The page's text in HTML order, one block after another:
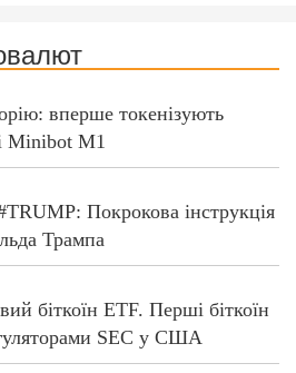
вперше токенізують
M1
Покрокова інструкція
Трампа
біткоїн ETF. Перші біткоїн
SEC у США